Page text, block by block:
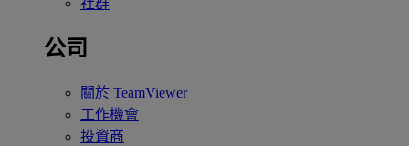
公司
關於 TeamViewer
工作機會
投資商